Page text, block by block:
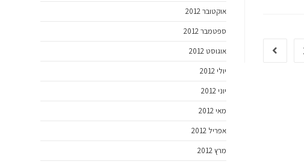
אוקטובר 2012
ספטמבר 2012
אוגוסט 2012
יולי 2012
יוני 2012
מאי 2012
אפריל 2012
מרץ 2012